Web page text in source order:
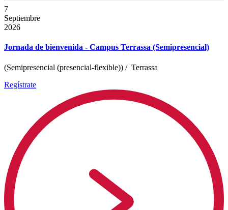
7
Septiembre
2026
Jornada de bienvenida - Campus Terrassa (Semipresencial)
(Semipresencial (presencial-flexible)) / Terrassa
Regístrate